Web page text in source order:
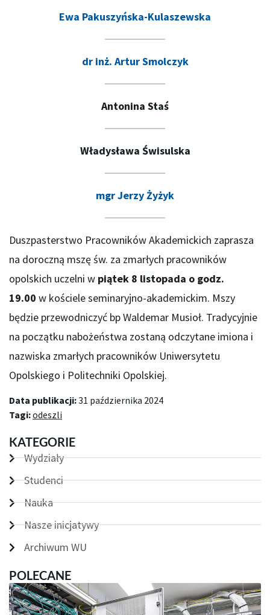
Ewa Pakuszyńska-Kulaszewska
dr inż. Artur Smolczyk
Antonina Staś
Władysława Świsulska
mgr Jerzy Żyżyk
Duszpasterstwo Pracowników Akademickich zaprasza
na doroczną mszę św. za zmarłych pracowników
opolskich uczelni w piątek 8 listopada o godz.
19.00 w kościele seminaryjno-akademickim. Mszy
będzie przewodniczyć bp Waldemar Musioł. Tradycyjnie
na początku nabożeństwa zostaną odczytane imiona i
nazwiska zmarłych pracowników Uniwersytetu
Opolskiego i Politechniki Opolskiej.
Data publikacji:31 października 2024
Tagi:odeszli
KATEGORIE
Wydziały
Studenci
Nauka
Nasze inicjatywy
Archiwum WU
POLECANE